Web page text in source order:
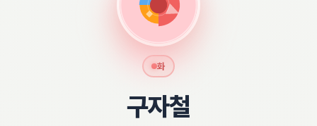
화
구자철